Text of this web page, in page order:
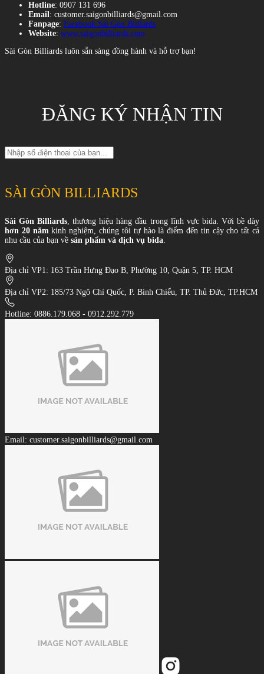
Hotline: 0907 131 696
Email: customer.saigonbilliards@gmail.com
Fanpage: Facebook Sài Gòn Billiards
Website: www.saigonbilliards.com
Sài Gòn Billiards luôn sẵn sàng đồng hành và hỗ trợ bạn!
ĐĂNG KÝ NHẬN TIN
SÀI GÒN BILLIARDS
Sài Gòn Billiards, thương hiệu hàng đầu trong lĩnh vực bida. Với bề dày
hơn 20 nămkinh nghiệm, chúng tôi tự hào là điểm đến tin cậy cho tất cả
nhu cầu của bạn về sản phẩm và dịch vụ bida.
Địa chỉ VP1: 163 Trần Hưng Đạo B, Phường 10, Quận 5, TP. HCM
Địa chỉ VP2: 185/73 Ngô Chí Quốc, P. Bình Chiểu, TP. Thủ Đức, TP.HCM
Hotline: 0886.179.068 - 0912.292.779
Email: customer.saigonbilliards@gmail.com